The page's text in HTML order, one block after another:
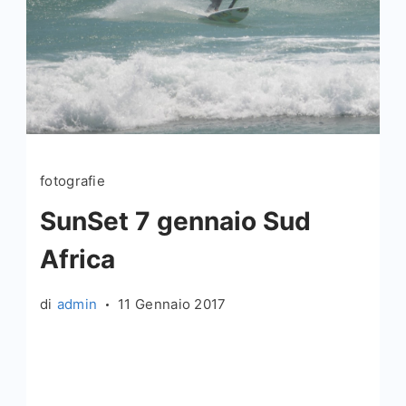
fotografie
SunSet 7 gennaio Sud
Africa
di admin 11 Gennaio 2017